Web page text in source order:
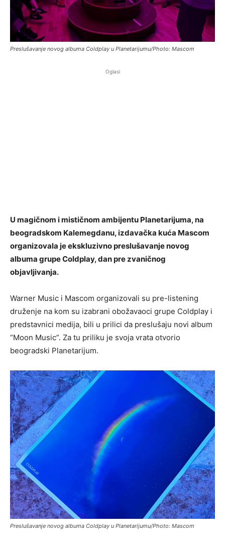
Preslušavanje novog albuma Coldplay u Planetarijumu/Photo: Mascom
Oglasi
U magičnom i mističnom ambijentu Planetarijuma, na
beogradskom Kalemegdanu, izdavačka kuća Mascom
organizovala je ekskluzivno preslušavanje novog
albuma grupe Coldplay, dan pre zvaničnog
objavljivanja.
Warner Music i Mascom organizovali su pre-listening
druženje na kom su izabrani obožavaoci grupe Coldplay i
predstavnici medija, bili u prilici da preslušaju novi album
“Moon Music”. Za tu priliku je svoja vrata otvorio
beogradski Planetarijum.
Preslušavanje novog albuma Coldplay u Planetarijumu/Photo: Mascom